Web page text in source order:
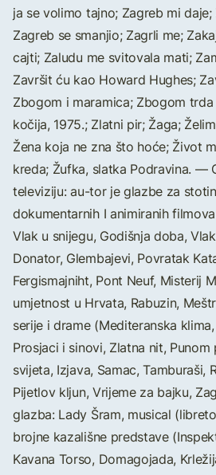
ja se volimo tajno; Zagreb mi
Zagreb se smanjio; Zagrli me;
cajti; Zaludu me svitovala mati;
Završit ću kao Howard Hughes;
Zbogom i maramica; Zbogom
kočija, 1975.; Zlatni pir; Žaga;
Žena koja ne zna što hoće; Život
kreda; Žufka, slatka Podravina. —
televiziju: au-tor je glazbe za
dokumentarnih I animiranih
Vlak u snijegu, Godišnja doba,
Donator, Glembajevi, Povratak
Fergismajniht, Pont Neuf, Misterij
umjetnost u Hrvata, Rabuzin,
serije i drame (Mediteranska
Prosjaci i sinovi, Zlatna nit,
svijeta, Izjava, Samac, Tamburaši,
Pijetlov kljun, Vrijeme za bajku,
glazba: Lady Šram, musical
brojne kazališne predstave
Kavana Torso, Domagojada,